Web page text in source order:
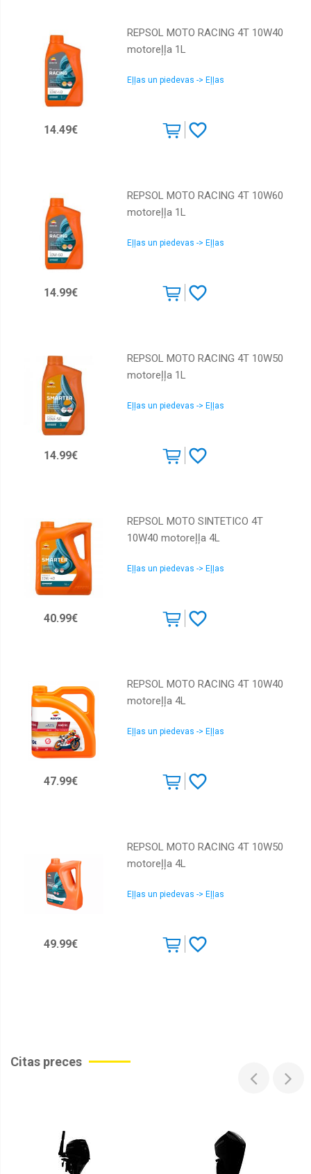
REPSOL MOTO RACING 4T 10W40
motoreļļa 1L
Eļļas un piedevas -> Eļļas
14.49€
REPSOL MOTO RACING 4T 10W60
motoreļļa 1L
Eļļas un piedevas -> Eļļas
14.99€
REPSOL MOTO RACING 4T 10W50
motoreļļa 1L
Eļļas un piedevas -> Eļļas
14.99€
REPSOL MOTO SINTETICO 4T
10W40 motoreļļa 4L
Eļļas un piedevas -> Eļļas
40.99€
REPSOL MOTO RACING 4T 10W40
motoreļļa 4L
Eļļas un piedevas -> Eļļas
47.99€
REPSOL MOTO RACING 4T 10W50
motoreļļa 4L
Eļļas un piedevas -> Eļļas
49.99€
Citas preces